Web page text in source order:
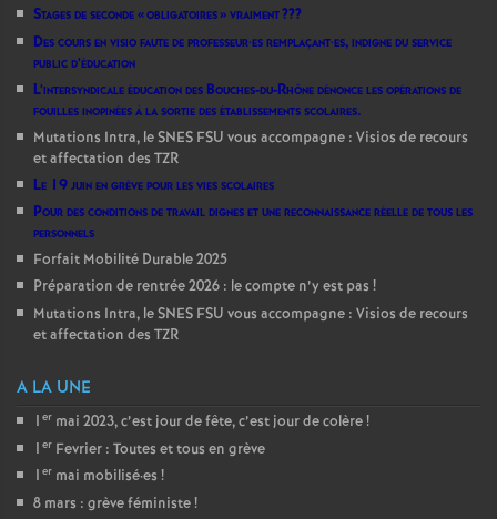
Stages de seconde «obligatoires» vraiment???
Des cours en visio faute de professeur·es remplaçant·es, indigne du service
public d’éducation
L’intersyndicale éducation des Bouches-du-Rhône dénonce les opérations de
fouilles inopinées à la sortie des établissements scolaires.
Mutations Intra, le SNES FSU vous accompagne : Visios de recours
et affectation des TZR
Le 19 juin en grève pour les vies scolaires
Pour des conditions de travail dignes et une reconnaissance réelle de tous les
personnels
Forfait Mobilité Durable 2025
Préparation de rentrée 2026 : le compte n’y est pas !
Mutations Intra, le SNES FSU vous accompagne : Visios de recours
et affectation des TZR
A LA UNE
1 er mai 2023, c’est jour de fête, c’est jour de colère!
1 er Fevrier : Toutes et tous en grève
1 er mai mobilisé·es !
8 mars : grève féministe!